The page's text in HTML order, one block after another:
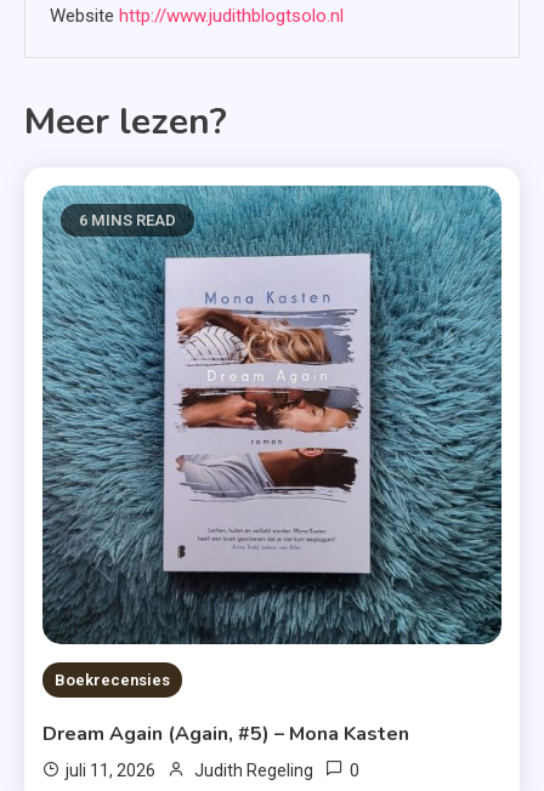
Website http://www.judithblogtsolo.nl
Meer lezen?
6 MINS READ
Boekrecensies
Dream Again (Again, #5) – Mona Kasten
juli 11, 2026 Judith Regeling 0